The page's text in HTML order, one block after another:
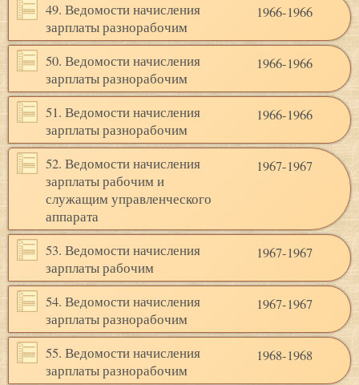
49. Ведомости начисления
зарплаты разнорабочим
1966-1966
50. Ведомости начисления
зарплаты разнорабочим
1966-1966
51. Ведомости начисления
зарплаты разнорабочим
1966-1966
52. Ведомости начисления
зарплаты рабочим и
служащим управленческого
аппарата
1967-1967
53. Ведомости начисления
зарплаты рабочим
1967-1967
54. Ведомости начисления
зарплаты разнорабочим
1967-1967
55. Ведомости начисления
зарплаты разнорабочим
1968-1968